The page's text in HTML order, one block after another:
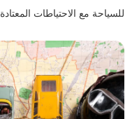
للسياحة مع الاحتياطات المعتادة.